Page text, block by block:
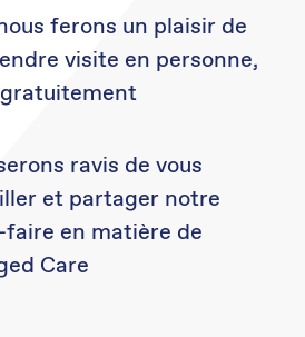
ferons un plaisir de
visite en personne,
ravis de vous
et partager notre
faire en matière de
Care